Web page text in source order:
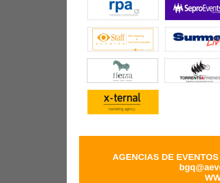
AGENCIAS DE